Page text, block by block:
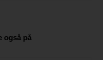
også på